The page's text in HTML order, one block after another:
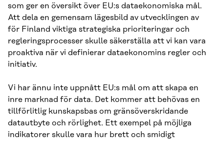
som ger en översikt över EU:s dataekonomiska mål.
Att dela en gemensam lägesbild av utvecklingen av
för Finland viktiga strategiska prioriteringar och
regleringsprocesser skulle säkerställa att vi kan vara
proaktiva när vi definierar dataekonomins regler och
initiativ.
Vi har ännu inte uppnått EU:s mål om att skapa en
inre marknad för data. Det kommer att behövas en
tillförlitlig kunskapsbas om gränsöverskridande
datautbyte och rörlighet. Ett exempel på möjliga
indikatorer skulle vara hur brett och smidigt